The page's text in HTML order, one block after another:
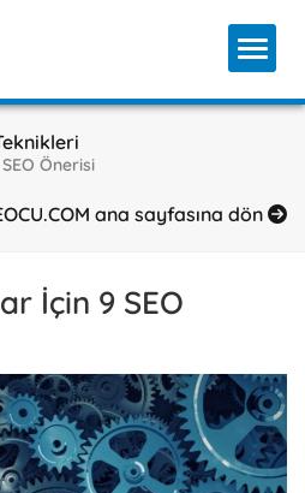
Önerisi
ana sayfasına dön
İçin 9 SEO